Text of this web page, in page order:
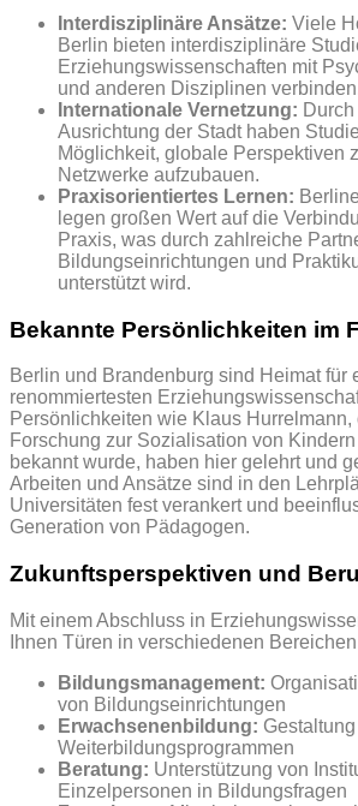
Interdisziplinäre Ansätze: Viele
Berlin bieten interdisziplinäre
Erziehungswissenschaften mit
und anderen Disziplinen
Internationale Vernetzung:
Ausrichtung der Stadt haben
Möglichkeit, globale Perspektiven
Netzwerke aufzubauen.
Praxisorientiertes Lernen:
legen großen Wert auf die
Praxis, was durch zahlreiche
Bildungseinrichtungen und
unterstützt wird.
Bekannte Persönlichkeiten im
Berlin und Brandenburg sind Heimat für
renommiertesten
Persönlichkeiten wie Klaus Hurrelmann,
Forschung zur Sozialisation von
bekannt wurde, haben hier gelehrt und
Arbeiten und Ansätze sind in den
Universitäten fest verankert und
Generation von Pädagogen.
Zukunftsperspektiven und
Mit einem Abschluss in
Ihnen Türen in verschiedenen
Bildungsmanagement:
von Bildungseinrichtungen
Erwachsenenbildung:
Weiterbildungsprogrammen
Beratung: Unterstützung von
Einzelpersonen in Bildungsfragen